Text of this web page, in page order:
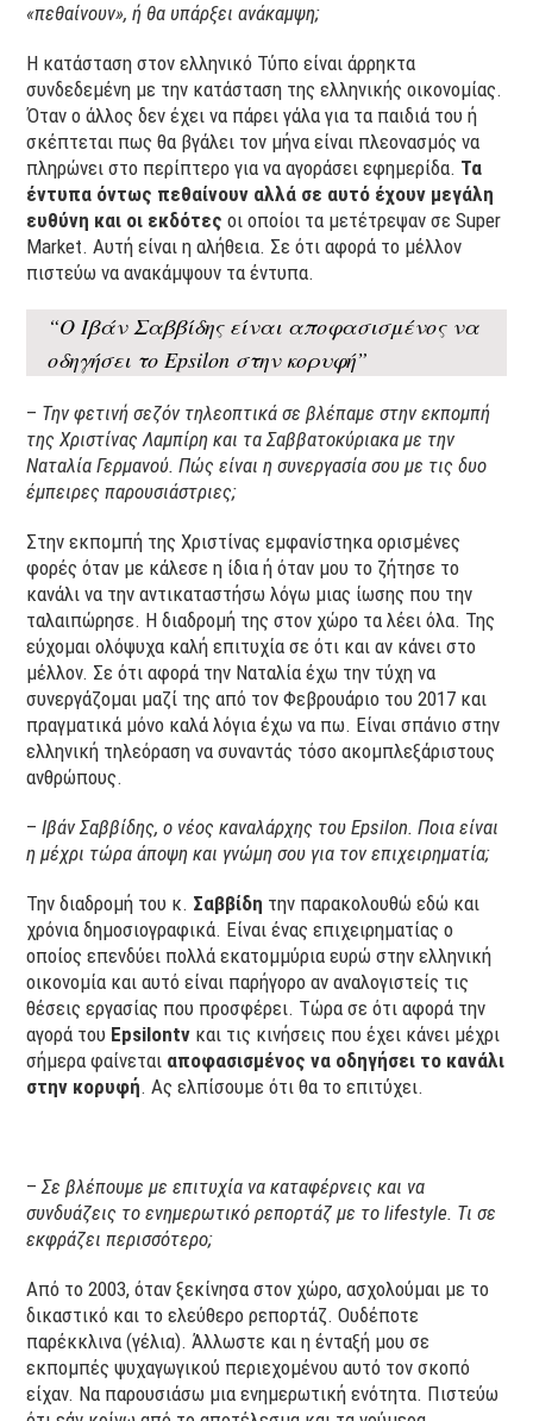
«πεθαίνουν», ή θα υπάρξει ανάκαμψη;
Η κατάσταση στον ελληνικό Τύπο είναι άρρηκτα
συνδεδεμένη με την κατάσταση της ελληνικής οικονομίας.
Όταν ο άλλος δεν έχει να πάρει γάλα για τα παιδιά του ή
σκέπτεται πως θα βγάλει τον μήνα είναι πλεονασμός να
πληρώνει στο περίπτερο για να αγοράσει εφημερίδα. Τα
έντυπα όντως πεθαίνουν αλλά σε αυτό έχουν μεγάλη
ευθύνη και οι εκδότες οι οποίοι τα μετέτρεψαν σε Super
Market. Αυτή είναι η αλήθεια. Σε ότι αφορά το μέλλον
πιστεύω να ανακάμψουν τα έντυπα.
“Ο Ιβάν Σαββίδης είναι αποφασισμένος να
οδηγήσει το Epsilon στην κορυφή”
– Την φετινή σεζόν τηλεοπτικά σε βλέπαμε στην εκπομπή
της Χριστίνας Λαμπίρη και τα Σαββατοκύριακα με την
Ναταλία Γερμανού. Πώς είναι η συνεργασία σου με τις δυο
έμπειρες παρουσιάστριες;
Στην εκπομπή της Χριστίνας εμφανίστηκα ορισμένες
φορές όταν με κάλεσε η ίδια ή όταν μου το ζήτησε το
κανάλι να την αντικαταστήσω λόγω μιας ίωσης που την
ταλαιπώρησε. Η διαδρομή της στον χώρο τα λέει όλα. Της
εύχομαι ολόψυχα καλή επιτυχία σε ότι και αν κάνει στο
μέλλον. Σε ότι αφορά την Ναταλία έχω την τύχη να
συνεργάζομαι μαζί της από τον Φεβρουάριο του 2017 και
πραγματικά μόνο καλά λόγια έχω να πω. Είναι σπάνιο στην
ελληνική τηλεόραση να συναντάς τόσο ακομπλεξάριστους
ανθρώπους.
–Ιβάν Σαββίδης, ο νέος καναλάρχης του Epsilon. Ποια είναι
η μέχρι τώρα άποψη και γνώμη σου για τον επιχειρηματία;
Την διαδρομή του κ. Σαββίδη την παρακολουθώ εδώ και
χρόνια δημοσιογραφικά. Είναι ένας επιχειρηματίας ο
οποίος επενδύει πολλά εκατομμύρια ευρώ στην ελληνική
οικονομία και αυτό είναι παρήγορο αν αναλογιστείς τις
θέσεις εργασίας που προσφέρει. Τώρα σε ότι αφορά την
αγορά του Epsilontv και τις κινήσεις που έχει κάνει μέχρι
σήμερα φαίνεται αποφασισμένος να οδηγήσει το κανάλι
στην κορυφή. Ας ελπίσουμε ότι θα το επιτύχει.
–Σε βλέπουμε με επιτυχία να καταφέρνεις και να
συνδυάζεις το ενημερωτικό ρεπορτάζ με το lifestyle. Τι σε
εκφράζει περισσότερο;
Από το 2003, όταν ξεκίνησα στον χώρο, ασχολούμαι με το
δικαστικό και το ελεύθερο ρεπορτάζ. Ουδέποτε
παρέκκλινα (γέλια). Άλλωστε και η ένταξή μου σε
εκπομπές ψυχαγωγικού περιεχομένου αυτό τον σκοπό
είχαν. Να παρουσιάσω μια ενημερωτική ενότητα. Πιστεύω